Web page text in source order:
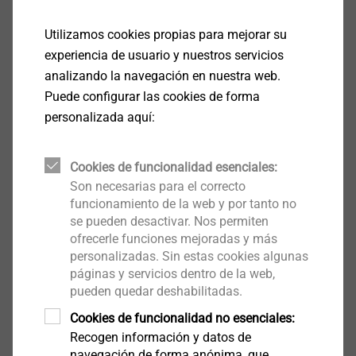
Ver Producto
Utilizamos cookies propias para mejorar su
experiencia de usuario y nuestros servicios
analizando la navegación en nuestra web.
Puede configurar las cookies de forma
personalizada aquí:
Cookies de funcionalidad esenciales:
Son necesarias para el correcto
funcionamiento de la web y por tanto no
se pueden desactivar. Nos permiten
ofrecerle funciones mejoradas y más
personalizadas. Sin estas cookies algunas
páginas y servicios dentro de la web,
pueden quedar deshabilitadas.
Cookies de funcionalidad no esenciales:
Recogen información y datos de